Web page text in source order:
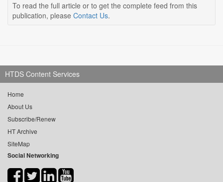
To read the full article or to get the complete feed from this
publication, please Contact Us.
HTDS Content Services
Home
About Us
Subscribe/Renew
HT Archive
SiteMap
Social Networking